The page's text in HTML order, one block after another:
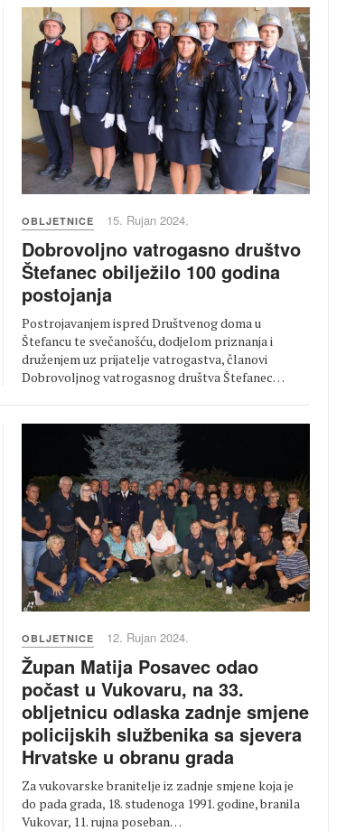
OBLJETNICE 15. Rujan 2024.
Dobrovoljno vatrogasno društvo
Štefanec obilježilo 100 godina
postojanja
Postrojavanjem ispred Društvenog doma u
Štefancu te svečanošću, dodjelom priznanja i
druženjem uz prijatelje vatrogastva, članovi
Dobrovoljnog vatrogasnog društva Štefanec…
OBLJETNICE 12. Rujan 2024.
Župan Matija Posavec odao
počast u Vukovaru, na 33.
obljetnicu odlaska zadnje smjene
policijskih službenika sa sjevera
Hrvatske u obranu grada
Za vukovarske branitelje iz zadnje smjene koja je
do pada grada, 18. studenoga 1991. godine, branila
Vukovar, 11. rujna poseban…